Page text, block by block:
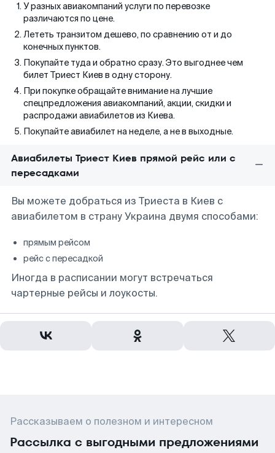
У разных авиакомпаний услуги по перевозке
различаются по цене.
Лететь транзитом дешево, по сравнению от и до
конечных пунктов.
Покупайте туда и обратно сразу. Это выгоднее чем
билет Триест Киев в одну сторону.
При покупке обращайте внимание на лучшие
спецпредложения авиакомпаний, акции, скидки и
распродажи авиабилетов из Киева.
Покупайте авиабилет на неделе, а не в выходные.
Авиабилеты Триест Киев прямой рейс или с
пересадками
Вы можете добраться из Триеста в Киев с
авиабилетом в страну Украина двумя способами:
прямым рейсом
рейс с пересадкой
Иногда в расписании могут встречаться
чартерные рейсы и лоукосты.
Рассказываем о полезном и интересном
Рассылка с выгодными предложениями